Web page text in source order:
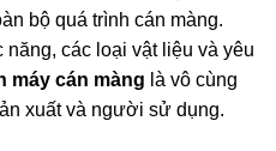
bộ quá trình cán màng.
các loại vật liệu và yêu
máy cán màng là vô cùng
xuất và người sử dụng.